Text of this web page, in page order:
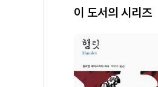
이 도서의 시리즈